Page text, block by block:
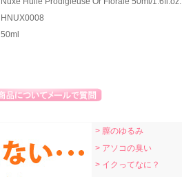
HNUX0008
50ml
> 膣のゆるみ
> アソコの臭い
> イクってなに？